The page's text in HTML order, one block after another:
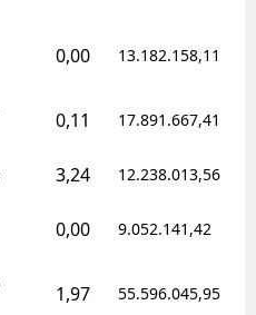
0,00 13.182.158,11
0,11 17.891.667,41
3,24 12.238.013,56
0,00 9.052.141,42
1,97 55.596.045,95